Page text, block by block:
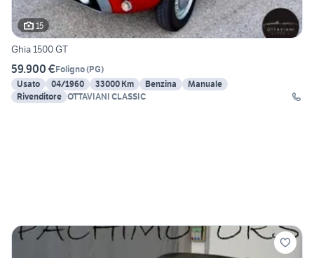
15
Ghia 1500 GT
59.900 €Foligno(PG)
Usato
04/1960 33000 Km Benzina
Manuale
Rivenditore OTTAVIANI CLASSIC